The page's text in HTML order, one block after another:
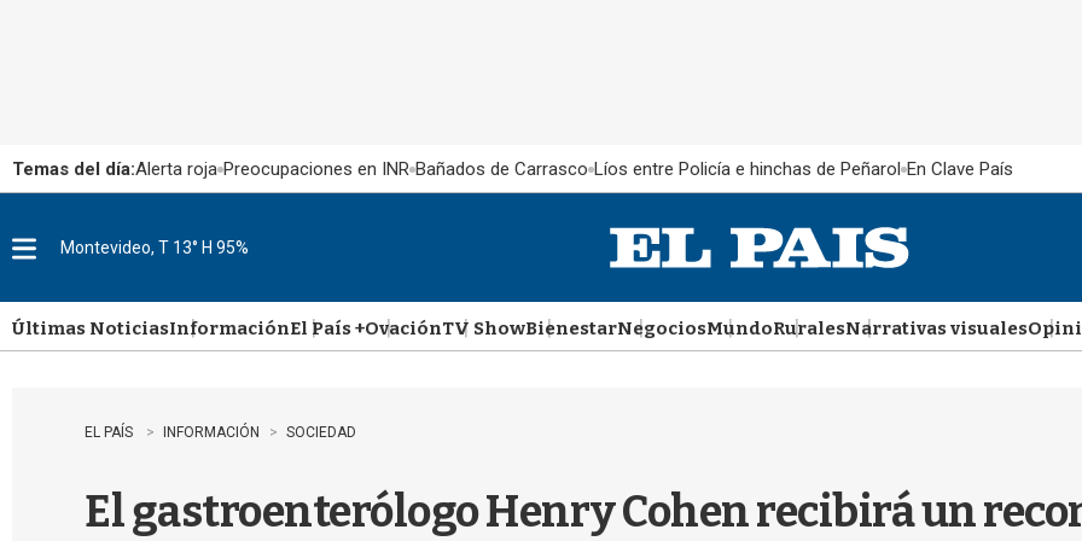
Temas del día:Alerta roja Preocupaciones en INR Bañados de Carrasco Líos entre Policía e hinchas de Peñarol En Clave País
u
Montevideo, T 13° H 95%
Últimas NoticiasInformaciónEl País +OvaciónTV ShowBienestarNegociosMundoRuralesNarrativas visuales
EL PAÍS INFORMACIÓN SOCIEDAD
El gastroenterólogo Henry Cohen recibirá un